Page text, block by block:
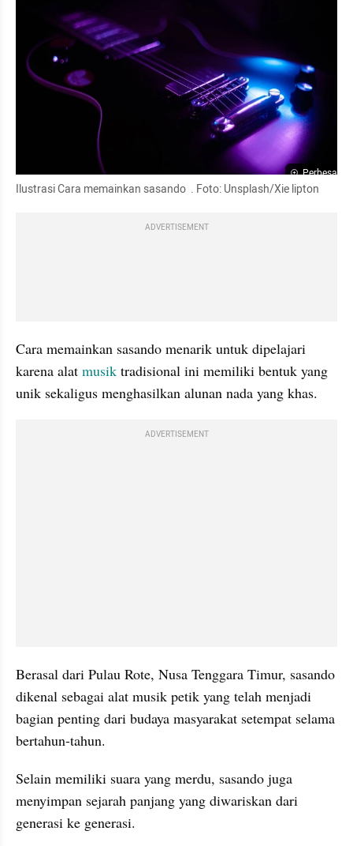
Perbesar
Ilustrasi Cara memainkan sasando  . Foto: Unsplash/Xie lipton
ADVERTISEMENT
Cara memainkan sasando menarik untuk dipelajari
karena alat musik tradisional ini memiliki bentuk yang
unik sekaligus menghasilkan alunan nada yang khas.
ADVERTISEMENT
Berasal dari Pulau Rote, Nusa Tenggara Timur, sasando
dikenal sebagai alat musik petik yang telah menjadi
bagian penting dari budaya masyarakat setempat selama
bertahun-tahun.
Selain memiliki suara yang merdu, sasando juga
menyimpan sejarah panjang yang diwariskan dari
generasi ke generasi.